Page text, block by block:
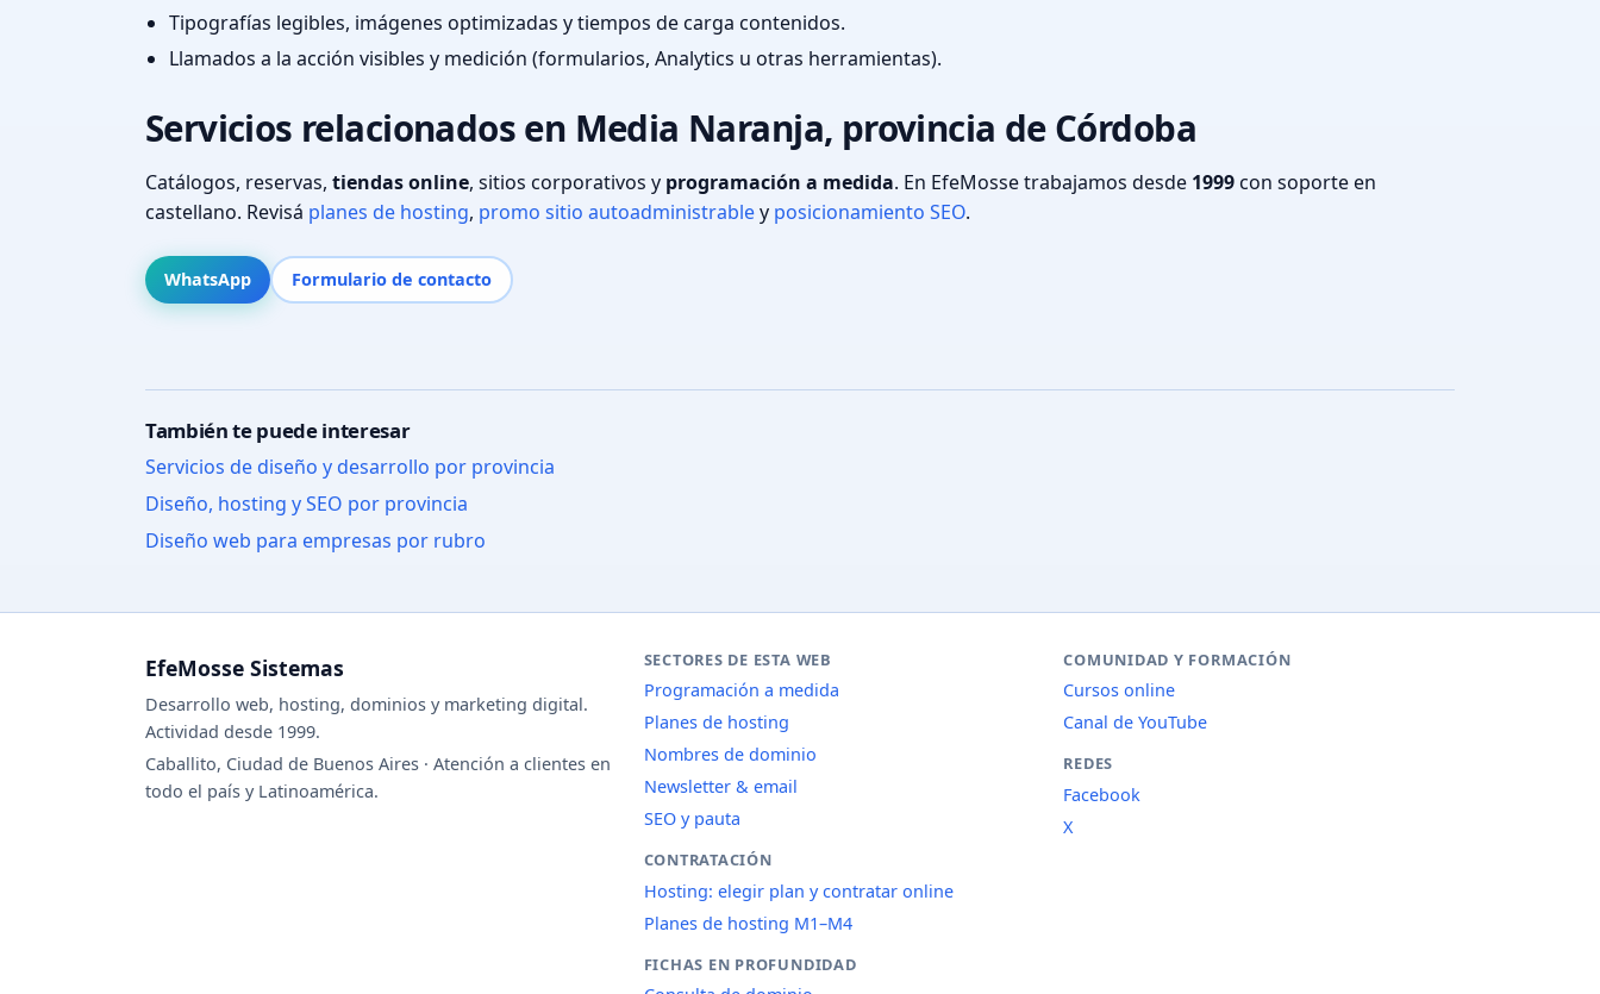
Tipografías legibles, imágenes optimizadas y tiempos de carga contenidos.
Llamados a la acción visibles y medición (formularios, Analytics u otras herramientas).
Servicios relacionados en Media Naranja, provincia de Córdoba
Catálogos, reservas, tiendas online, sitios corporativos y programación a medida. En EfeMosse trabajamos desde 1999con soporte en
castellano. Revisá planes de hosting, promo sitio autoadministrabley posicionamiento SEO.
WhatsApp Formulario de contacto
También te puede interesar
Servicios de diseño y desarrollo por provincia
Diseño, hosting y SEO por provincia
Diseño web para empresas por rubro
EfeMosse Sistemas
Desarrollo web, hosting, dominios y marketing digital.
Actividad desde 1999.
Caballito, Ciudad de Buenos Aires · Atención a clientes en
todo el país y Latinoamérica.
SECTORES DE ESTA WEB
Programación a medida
Planes de hosting
Nombres de dominio
Newsletter & email
SEO y pauta
CONTRATACIÓN
Hosting: elegir plan y contratar online
Planes de hosting M1–M4
FICHAS EN PROFUNDIDAD
COMUNIDAD Y FORMACIÓN
Cursos online
Canal de YouTube
REDES
Facebook
X